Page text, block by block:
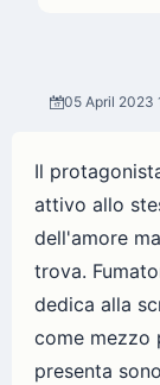
05 April 2023
Il
attivo allo
dell'amore
trova.
dedica alla
come mezzo
presenta